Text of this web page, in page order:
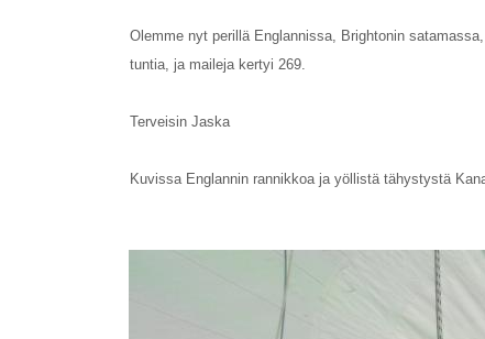
Olemme nyt perillä Englannissa, Brightonin
tuntia, ja maileja kertyi 269.
Terveisin Jaska
Kuvissa Englannin rannikkoa ja yöllistä tähystystä